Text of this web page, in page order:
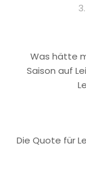
Was hätte
Saison auf
Die Quote für